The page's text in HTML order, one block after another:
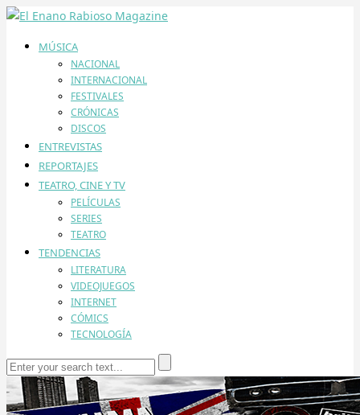
MÚSICA
NACIONAL
INTERNACIONAL
FESTIVALES
CRÓNICAS
DISCOS
ENTREVISTAS
REPORTAJES
TEATRO, CINE Y TV
PELÍCULAS
SERIES
TEATRO
TENDENCIAS
LITERATURA
VIDEOJUEGOS
INTERNET
CÓMICS
TECNOLOGÍA